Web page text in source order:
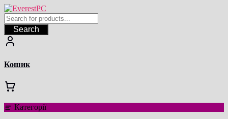
Перейти
до
вмісту
Search
Кошик
Категорії